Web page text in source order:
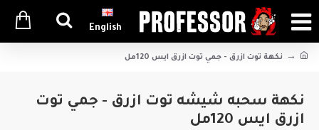
English
نكهة توت ازرق - جمي توت ازرق ايس 120مل
نكهة سحبه شيشه توت ازرق - جمي توت
ازرق ايس 120مل